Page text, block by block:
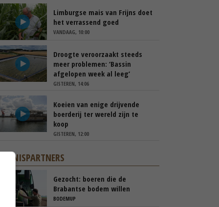
Limburgse mais van Frijns doet
het verrassend goed
VANDAAG, 10:00
Droogte veroorzaakt steeds
meer problemen: ‘Bassin
afgelopen week al leeg’
GISTEREN, 14:06
Koeien van enige drijvende
boerderij ter wereld zijn te
koop
GISTEREN, 12:00
KENNISPARTNERS
Gezocht: boeren die de
Brabantse bodem willen
verbeteren
BODEMUP